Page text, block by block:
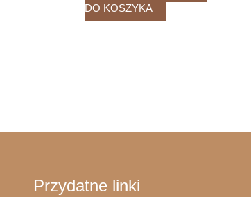
DO KOSZYKA
Przydatne linki